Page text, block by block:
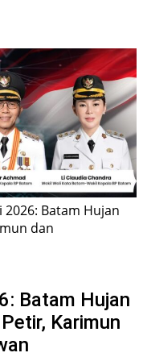
2026: Batam Hujan
dan
Batam Hujan
Karimun